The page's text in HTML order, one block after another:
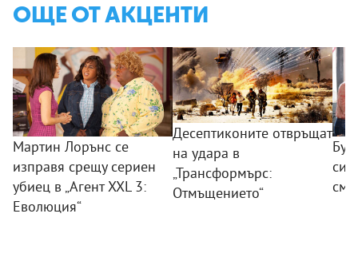
ОЩЕ ОТ АКЦЕНТИ
Мартин Лорънс се
изправя срещу сериен
убиец в „Агент XXL 3:
Еволюция“
Десептиконите отвръщат
на удара в
„Трансформърс:
Отмъщението“